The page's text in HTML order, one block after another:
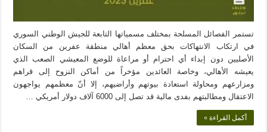
تستمر الفصائل المسلحة بمختلف مسمياتها التابعة للجيش الوطني السوري
في ارتكاب الانتهاكات بحق معظم أهالي منطقة عفرين من السكان
الأصليين دون إبداء أي احترام أو مراعاة للوضع المعيشي الصعب الذي
يعيشه الأهالي، وخاصة العائدين مؤخراً من أماكن النزوح إلى قراهم
ومزارعهم ومحاولة استعادة بيوتهم وأراضيهم، إلا أنّ معظمهم يواجهون
الاعتقال ومطالبتهم بفدى مالية قد تصل إلى 6000 آلاف دولار أمريكي …
أكمل القراءة »